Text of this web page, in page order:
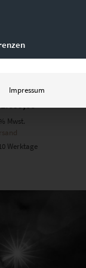
Speed of Light
Mwst.
Werktage
Varianten auf. Die Optionen können auf der Produktseite gewählt werden
Impressum